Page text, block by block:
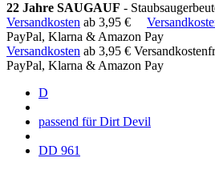
22 Jahre SAUGAUF -
Versandkosten ab 3,95 €
PayPal, Klarna & Amazon Pay
Versandkosten ab 3,95 €
PayPal, Klarna & Amazon Pay
D
passend für Dirt Devil
DD 961